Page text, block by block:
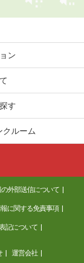
ン
す
ルーム
外部送信について
に関する免責事項
記について
運営会社